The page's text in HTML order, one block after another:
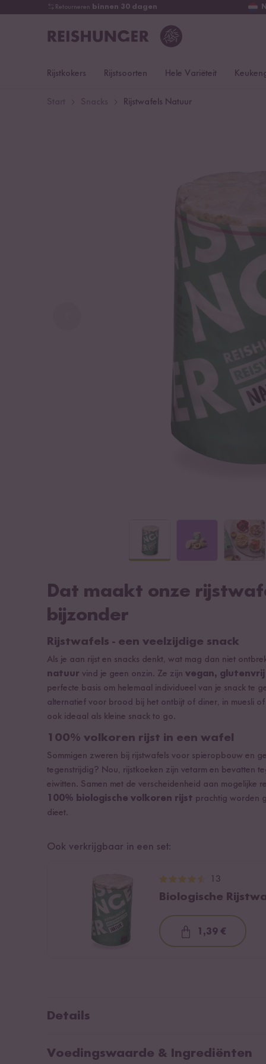
Retourneren binnen 30 dagen
Rijstkokers Rijstsoorten Hele Variëteit
Rijstwafels Natuur
Dat maakt onze
bijzonder
Rijstwafels - een veelzijdige snack
Als je aan rijst en snacks denkt, wat mag dan niet
natuur vind je geen onzin. Ze zijn vegan, glutenvrij
perfecte basis om helemaal individueel van je snack te
alternatief voor brood bij het ontbijt of diner, in muesli
ook ideaal als kleine snack to go.
100% volkoren rijst in een wafel
Sommigen zweren bij rijstwafels voor spieropbouw en
tegenstrijdig? Nou, rijstkoeken zijn vetarm en bevatten
eiwitten. Samen met de verscheidenheid aan mogelijke
100% biologische volkoren rijst prachtig worden
dieet.
Ook verkrijgbaar in een set:
13
Biologische
Loading...
1,39 €
Details
Uit gecontroleerde biologische teelt
Voedingswaarde & Ingrediënten